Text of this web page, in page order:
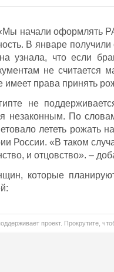
начали оформлять
В январе
узнала, что если
не считается
права принять
не
незаконным. По
лететь рожать
России. «В таком
и отцовство». –
которые
проект. Прокрутите,